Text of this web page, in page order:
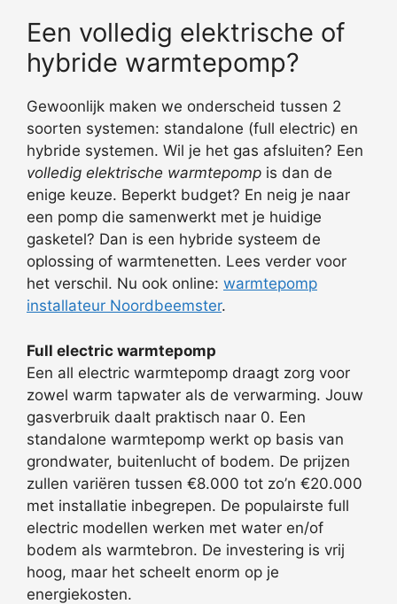
Een volledig elektrische of
hybride warmtepomp?
Gewoonlijk maken we onderscheid tussen 2
soorten systemen: standalone (full electric) en
hybride systemen. Wil je het gas afsluiten? Een
volledig elektrische warmtepomp is dan de
enige keuze. Beperkt budget? En neig je naar
een pomp die samenwerkt met je huidige
gasketel? Dan is een hybride systeem de
oplossing of warmtenetten. Lees verder voor
het verschil. Nu ook online: warmtepomp
installateur Noordbeemster.
Full electric warmtepomp
Een all electric warmtepomp draagt zorg voor
zowel warm tapwater als de verwarming. Jouw
gasverbruik daalt praktisch naar 0. Een
standalone warmtepomp werkt op basis van
grondwater, buitenlucht of bodem. De prijzen
zullen variëren tussen €8.000 tot zo’n €20.000
met installatie inbegrepen. De populairste full
electric modellen werken met water en/of
bodem als warmtebron. De investering is vrij
hoog, maar het scheelt enorm op je
energiekosten.